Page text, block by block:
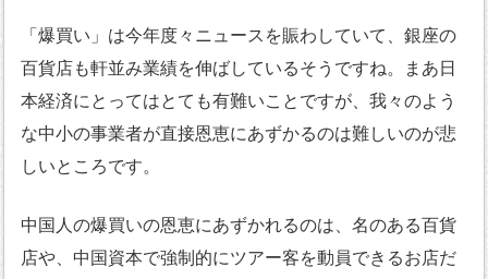
「爆買い」は今年度々ニュースを賑わしていて、銀座の
百貨店も軒並み業績を伸ばしているそうですね。まあ日
本経済にとってはとても有難いことですが、我々のよう
な中小の事業者が直接恩恵にあずかるのは難しいのが悲
しいところです。
中国人の爆買いの恩恵にあずかれるのは、名のある百貨
店や、中国資本で強制的にツアー客を動員できるお店だ